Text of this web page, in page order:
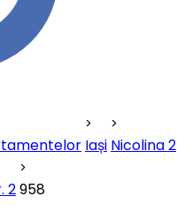
Iași Nicolina 2
2958